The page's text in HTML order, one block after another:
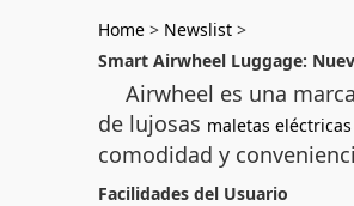
Home > Newslist >
Smart Airwheel Luggage:
Airwheel es una
de lujosas maletas eléctricas
comodidad y
Facilidades del Usuario